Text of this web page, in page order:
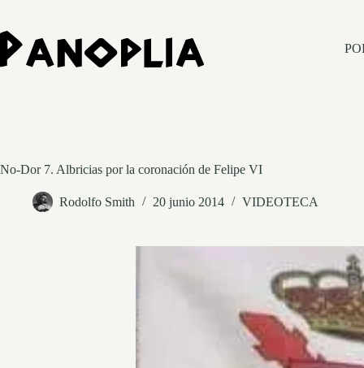
contenido
No-Dor 7. Albricias por la coronación de Felipe VI
Rodolfo Smith 20 junio 2014 VIDEOTECA